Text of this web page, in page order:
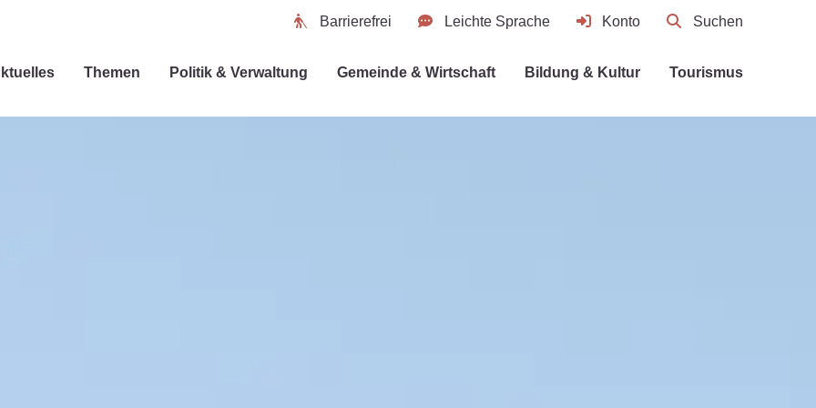
Barrierefrei Leichte Sprache Konto Suchen
Themen Politik & Verwaltung Gemeinde & Wirtschaft Bildung & Kultur Tourismus